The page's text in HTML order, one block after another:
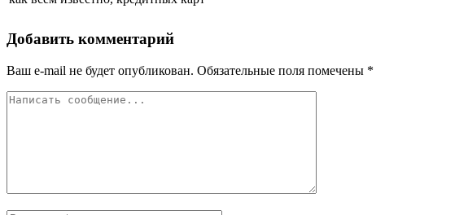
Добавить комментарий
Ваш e-mail не будет опубликован. Обязательные поля помечены *